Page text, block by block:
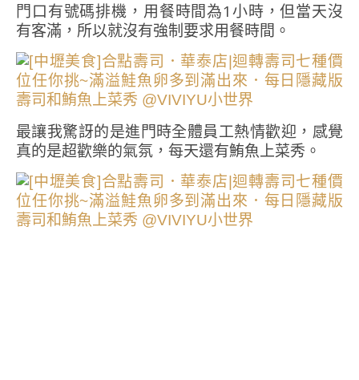
門口有號碼排機，用餐時間為1小時，但當天沒
有客滿，所以就沒有強制要求用餐時間。
最讓我驚訝的是進門時全體員工熱情歡迎，感覺
真的是超歡樂的氣氛，每天還有鮪魚上菜秀。